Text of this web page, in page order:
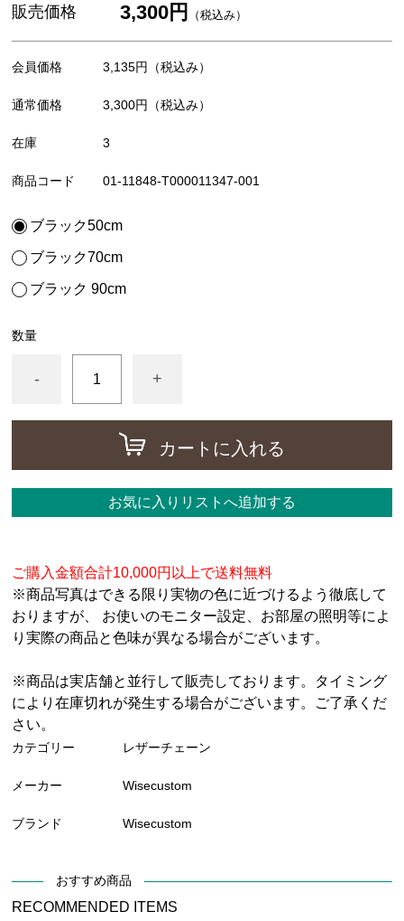
販売価格 3,300円 （税込み）
会員価格 3,135円 （税込み）
通常価格 3,300円 （税込み）
在庫 3
商品コード 01-11848-T000011347-001
ブラック50cm
ブラック70cm
ブラック 90cm
数量
- +
カートに入れる
お気に入りリストへ追加する
ご購入金額合計10,000円以上で送料無料
※商品写真はできる限り実物の色に近づけるよう徹底して
おりますが、 お使いのモニター設定、お部屋の照明等によ
り実際の商品と色味が異なる場合がございます。
※商品は実店舗と並行して販売しております。タイミング
により在庫切れが発生する場合がございます。ご了承くだ
さい。
カテゴリー レザーチェーン
メーカー Wisecustom
ブランド Wisecustom
おすすめ商品
RECOMMENDED ITEMS